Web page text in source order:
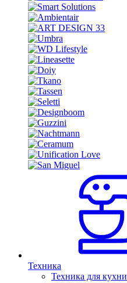
Техника
Техника для кухни